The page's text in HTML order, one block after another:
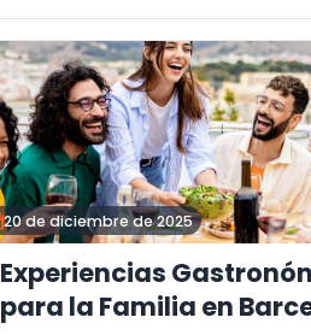
20 de diciembre de 2025
Experiencias
para la Familia en